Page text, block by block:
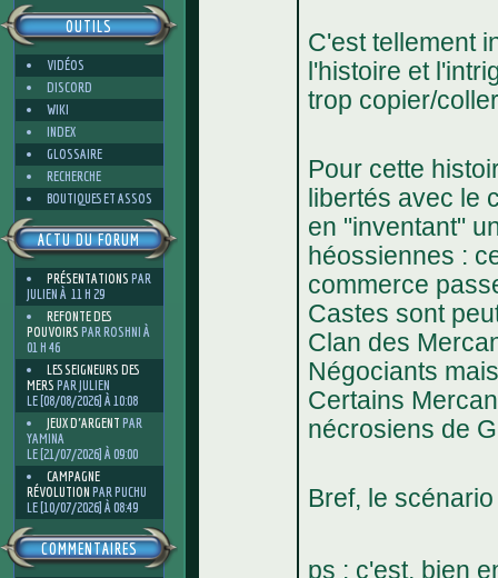
OUTILS
VIDÉOS
DISCORD
WIKI
INDEX
GLOSSAIRE
RECHERCHE
BOUTIQUES ET ASSOS
ACTU DU FORUM
PRÉSENTATIONS PAR
JULIEN À 11 H 29
REFONTE DES
POUVOIRS PAR ROSHNI À
01 H 46
LES SEIGNEURS DES
MERS PAR JULIEN
LE [08/08/2026] À 10:08
JEUX D'ARGENT PAR
YAMINA
LE [21/07/2026] À 09:00
CAMPAGNE
RÉVOLUTION PAR PUCHU
LE [10/07/2026] À 08:49
COMMENTAIRES
C'est tellement
l'histoire et
trop copier/
Pour cette
libertés avec le
en "inventant"
héossiennes :
commerce
Castes sont
Clan des
Négociants
Certains
nécrosiens de
Bref, le scénario
ps : c'est, bien